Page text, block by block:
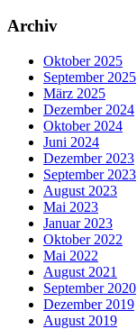
Archiv
Oktober 2025
September 2025
März 2025
Dezember 2024
Oktober 2024
Juni 2024
Dezember 2023
September 2023
August 2023
Mai 2023
Januar 2023
Oktober 2022
Mai 2022
August 2021
September 2020
Dezember 2019
August 2019